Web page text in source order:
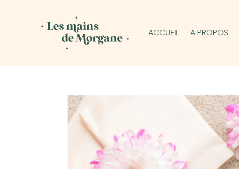
ACCUEIL A PROPOS